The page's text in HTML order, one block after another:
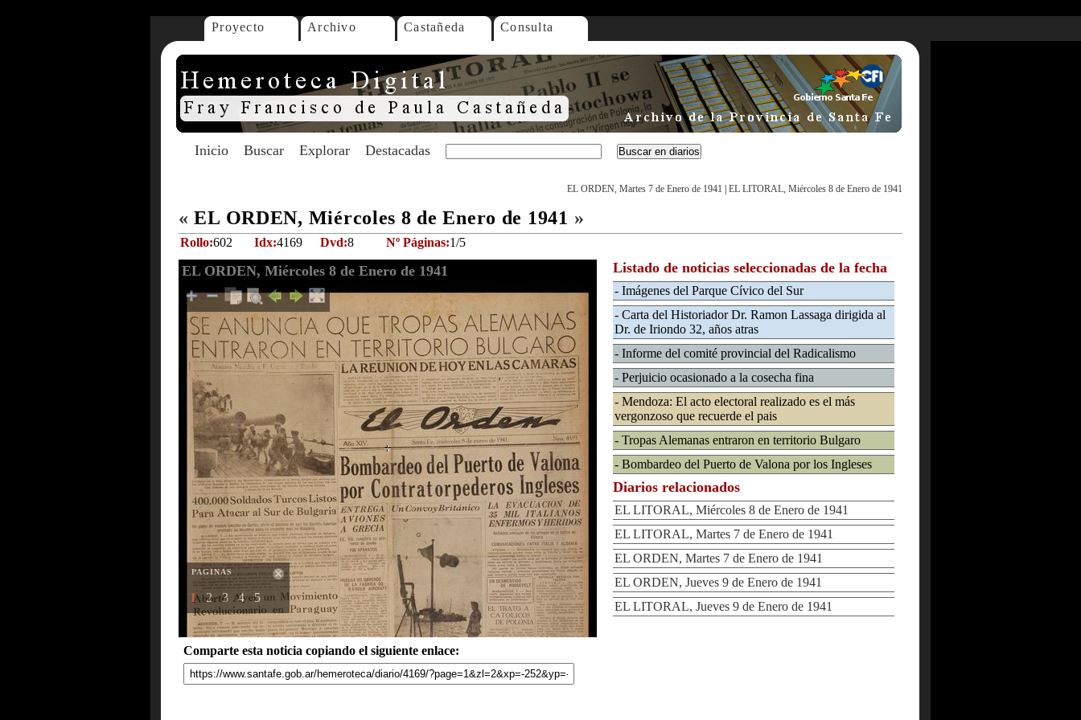
Proyecto Archivo Castañeda Consulta
Inicio Buscar Explorar Destacadas
EL ORDEN, Martes 7 de Enero de 1941 EL LITORAL, Miércoles 8 de Enero de 1941
« EL ORDEN, Miércoles 8 de Enero de 1941 »
Rollo:602 Idx:4169 Dvd:8 Nº Páginas:1/5
EL ORDEN, Miércoles 8 de Enero de 1941
PAGINAS
1 2 3 4 5
Comparte esta noticia copiando el siguiente enlace:
Listado de noticias seleccionadas de la fecha
- Imágenes del Parque Cívico del Sur
- Carta del Historiador Dr. Ramon Lassaga dirigida al
Dr. de Iriondo 32, años atras
- Informe del comité provincial del Radicalismo
- Perjuicio ocasionado a la cosecha fina
- Mendoza: El acto electoral realizado es el más
vergonzoso que recuerde el pais
- Tropas Alemanas entraron en territorio Bulgaro
- Bombardeo del Puerto de Valona por los Ingleses
Diarios relacionados
EL LITORAL, Miércoles 8 de Enero de 1941
EL LITORAL, Martes 7 de Enero de 1941
EL ORDEN, Martes 7 de Enero de 1941
EL ORDEN, Jueves 9 de Enero de 1941
EL LITORAL, Jueves 9 de Enero de 1941